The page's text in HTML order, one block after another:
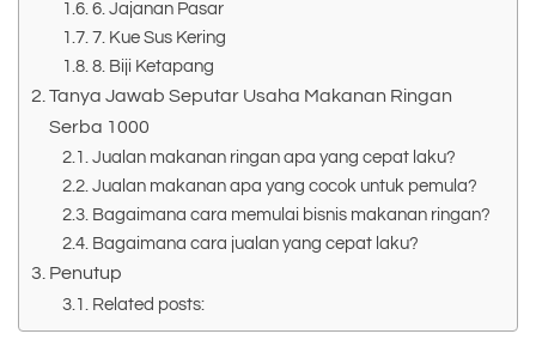
6. Jajanan Pasar
7. Kue Sus Kering
8. Biji Ketapang
Tanya Jawab Seputar Usaha Makanan Ringan
Serba 1000
Jualan makanan ringan apa yang cepat laku?
Jualan makanan apa yang cocok untuk pemula?
Bagaimana cara memulai bisnis makanan ringan?
Bagaimana cara jualan yang cepat laku?
Penutup
Related posts: